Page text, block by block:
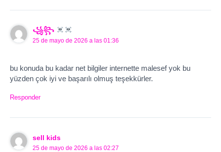
꧁꧂
25 de mayo de 2026 a las 01:36
bu konuda bu kadar net bilgiler internette malesef yok bu
yüzden çok iyi ve başarılı olmuş teşekkürler.
Responder
sell kids
25 de mayo de 2026 a las 02:27